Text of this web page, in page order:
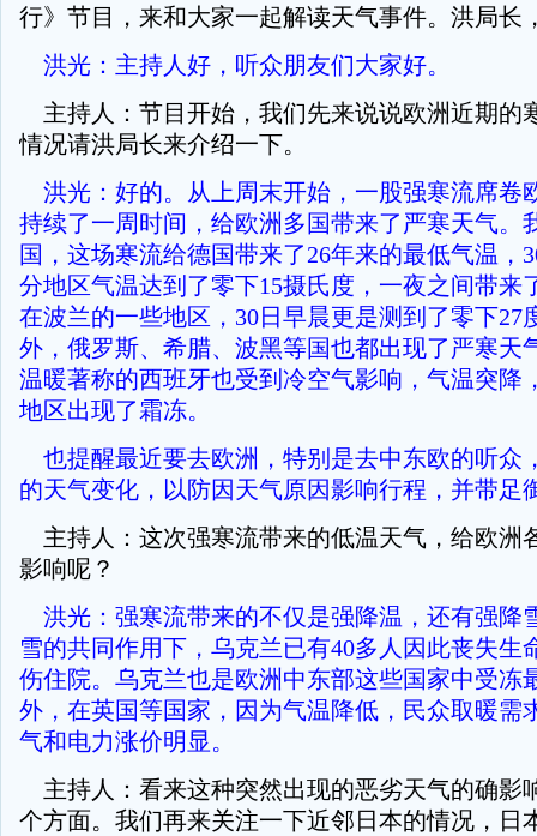
行》节目，来和大家一起解读天气事件。洪局长
洪光：主持人好，听众朋友们大家好。
主持人：节目开始，我们先来说说欧洲近期的
情况请洪局长来介绍一下。
洪光：好的。从上周末开始，一股强寒流席卷
持续了一周时间，给欧洲多国带来了严寒天气。
国，这场寒流给德国带来了26年来的最低气温，
分地区气温达到了零下15摄氏度，一夜之间带来
在波兰的一些地区，30日早晨更是测到了零下27
外，俄罗斯、希腊、波黑等国也都出现了严寒天
温暖著称的西班牙也受到冷空气影响，气温突降
地区出现了霜冻。
也提醒最近要去欧洲，特别是去中东欧的听众
的天气变化，以防因天气原因影响行程，并带足
主持人：这次强寒流带来的低温天气，给欧洲
影响呢？
洪光：强寒流带来的不仅是强降温，还有强降
雪的共同作用下，乌克兰已有40多人因此丧失生
伤住院。乌克兰也是欧洲中东部这些国家中受冻
外，在英国等国家，因为气温降低，民众取暖需
气和电力涨价明显。
主持人：看来这种突然出现的恶劣天气的确影
个方面。我们再来关注一下近邻日本的情况，日